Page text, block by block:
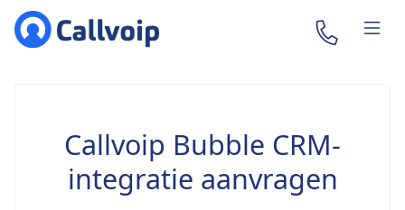
Callvoip Bubble CRM-
integratie aanvragen